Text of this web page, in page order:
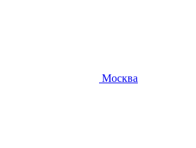
Москва